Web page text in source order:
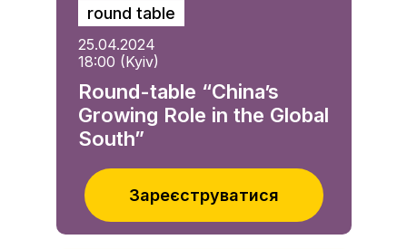
round table
25.04.2024
18:00 (Kyiv)
Round-table “China’s
Growing Role in the Global
South”
Зареєструватися